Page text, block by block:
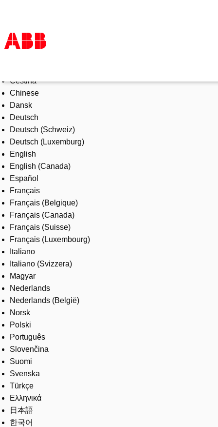
Products & Solutions
Industries
Services
About us
Where to buy
Contact us
Careers
Čeština
Chinese
Dansk
Deutsch
Deutsch (Schweiz)
Deutsch (Luxemburg)
English
English (Canada)
Español
Français
Français (Belgique)
Français (Canada)
Français (Suisse)
Français (Luxembourg)
Italiano
Italiano (Svizzera)
Magyar
Nederlands
Nederlands (België)
Norsk
Polski
Português
Slovenčina
Suomi
Svenska
Türkçe
Ελληνικά
日本語
한국어